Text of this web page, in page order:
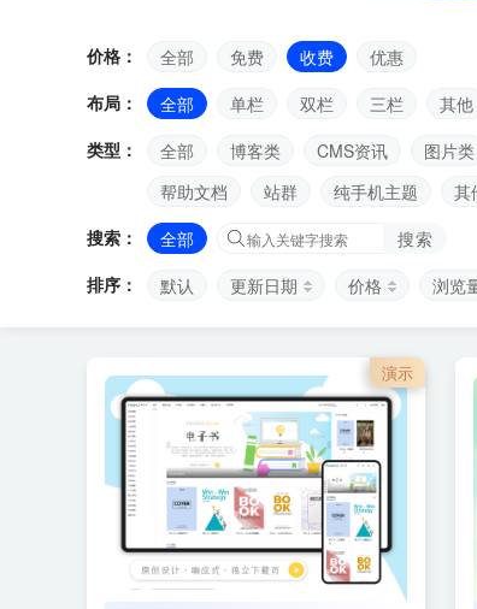
价格： 全部 免费 收费
优惠
布局：
全部 单栏 双栏 三栏
其他
类型：
全部 博客类 CMS资讯 图片类
帮助文档
站群 纯手机主题
其
搜索：
全部
搜索
排序：
默认 更新日期 价格 浏览
演示